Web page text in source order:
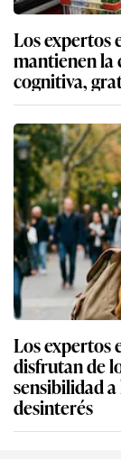
Los expertos
mantienen la
cognitiva,
Los expertos
disfrutan de
sensibilidad
desinterés